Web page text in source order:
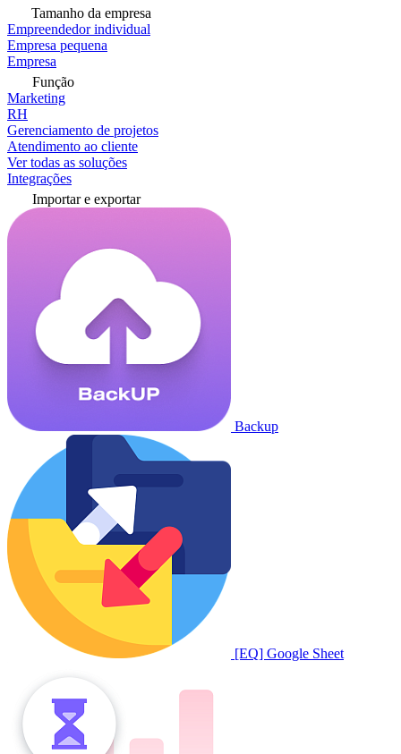
Tamanho da empresa
Empreendedor individual
Empresa pequena
Empresa
Função
Marketing
RH
Gerenciamento de projetos
Atendimento ao cliente
Ver todas as soluções
Integrações
Importar e exportar
Backup
[EQ] Google Sheet